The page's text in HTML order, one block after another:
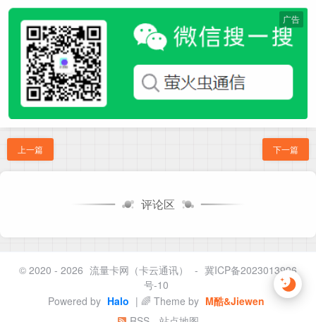
广告
上一篇 下一篇
评论区
© 2020 - 2026 流量卡网（卡云通讯） - 冀ICP备2023013996
号-10
Powered by Halo | 🌈 Theme by M酷&Jiewen